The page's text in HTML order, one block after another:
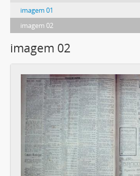
imagem 01
imagem 02
imagem 02